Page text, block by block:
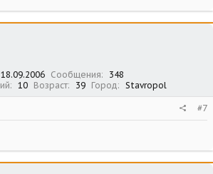
18.09.2006 Сообщения
348
10 Возраст 39 Город Stavropol
#7